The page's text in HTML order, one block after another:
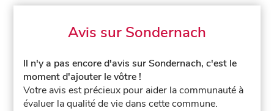
Avis sur Sondernach
Il n'y a pas encore d'avis sur Sondernach, c'est le
moment d'ajouter le vôtre !
Votre avis est précieux pour aider la communauté à
évaluer la qualité de vie dans cette commune.